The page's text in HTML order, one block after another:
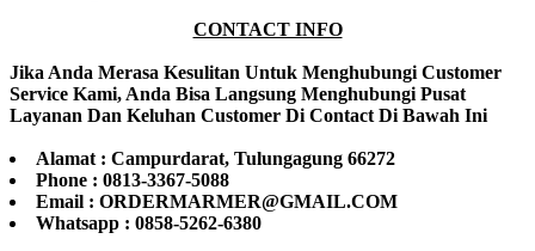
CONTACT INFO
Jika Anda Merasa Kesulitan Untuk Menghubungi Customer
Service Kami, Anda Bisa Langsung Menghubungi Pusat
Layanan Dan Keluhan Customer Di Contact Di Bawah Ini
Alamat : Campurdarat, Tulungagung 66272
Phone : 0813-3367-5088
Email : ORDERMARMER@GMAIL.COM
Whatsapp : 0858-5262-6380